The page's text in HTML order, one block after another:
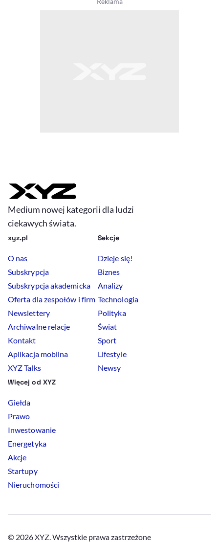
Medium nowej kategorii dla ludzi
ciekawych świata.
xyz.pl
O nas
Subskrypcja
Subskrypcja akademicka
Oferta dla zespołów i firm
Newslettery
Archiwalne relacje
Kontakt
Aplikacja mobilna
XYZ Talks
Sekcje
Dzieje się!
Biznes
Analizy
Technologia
Polityka
Świat
Sport
Lifestyle
Newsy
Więcej od XYZ
Giełda
Prawo
Inwestowanie
Energetyka
Akcje
Startupy
Nieruchomości
© 2026 XYZ. Wszystkie prawa zastrzeżone